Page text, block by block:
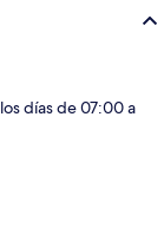
días de 07:00 a